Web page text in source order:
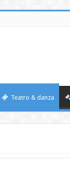
Teatro & danza